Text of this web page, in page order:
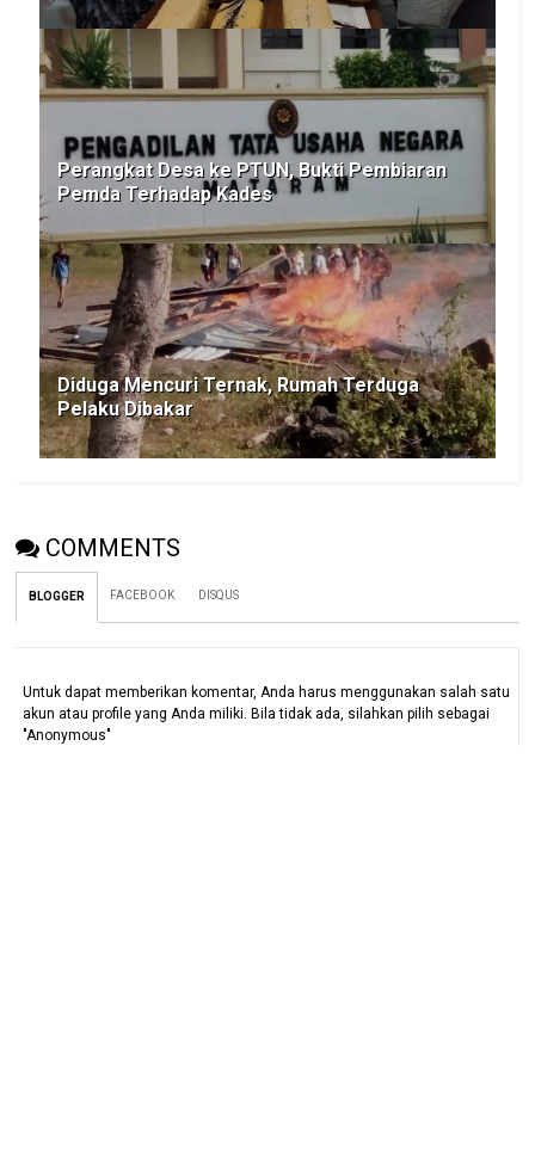
Perangkat Desa ke PTUN, Bukti Pembiaran
Pemda Terhadap Kades
Diduga Mencuri Ternak, Rumah Terduga
Pelaku Dibakar
COMMENTS
BLOGGER FACEBOOK DISQUS
Untuk dapat memberikan komentar, Anda harus menggunakan salah satu
akun atau profile yang Anda miliki. Bila tidak ada, silahkan pilih sebagai
"Anonymous"